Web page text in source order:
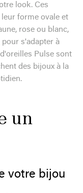
look. Ces
forme ovale et
rose ou blanc,
s'adapter à
Pulse sont
des bijoux à la
un
votre bijou